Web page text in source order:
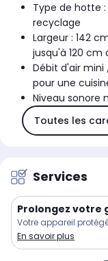
Type de hotte
recyclage
Largeur : 142
jusqu'à 120 cm
Débit d'air mini
pour une
Niveau sonore
Toutes les
Services
Prolongez votre
Votre appareil
En savoir plus